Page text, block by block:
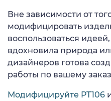
Вне зависимости от
модифицировать
воспользоваться
вдохновила природа
дизайнеров готова
работы по вашему
Модифицируйте PT106